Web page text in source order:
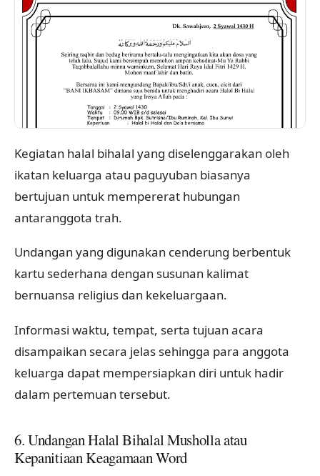
Kegiatan halal bihalal yang diselenggarakan oleh
ikatan keluarga atau paguyuban biasanya
bertujuan untuk mempererat hubungan
antaranggota trah.
Undangan yang digunakan cenderung berbentuk
kartu sederhana dengan susunan kalimat
bernuansa religius dan kekeluargaan.
Informasi waktu, tempat, serta tujuan acara
disampaikan secara jelas sehingga para anggota
keluarga dapat mempersiapkan diri untuk hadir
dalam pertemuan tersebut.
6. Undangan Halal Bihalal Musholla atau
Kepanitiaan Keagamaan Word